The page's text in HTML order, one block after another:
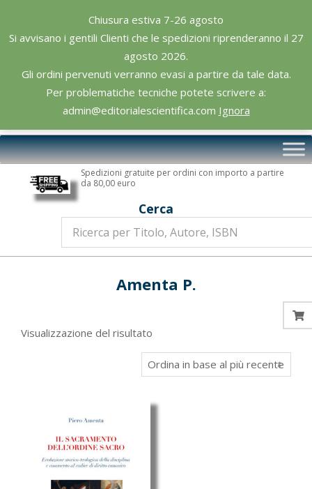
Chiusura estiva 7-26 agosto
Si avvisano i gentili Clienti che le spedizioni riprenderanno il 27
agosto 2026.
Gli ordini pervenuti verranno evasi a partire da tale data.
Per problematiche tecniche potete scrivere a:
admin@editorialescientifica.com Ignora
content
Editoriale
Scientifica
Primary
Navigation
Spedizioni gratuite per ordini con importo a partire
da 80,00 euro
Cerca
Amenta P.
Visualizzazione del risultato